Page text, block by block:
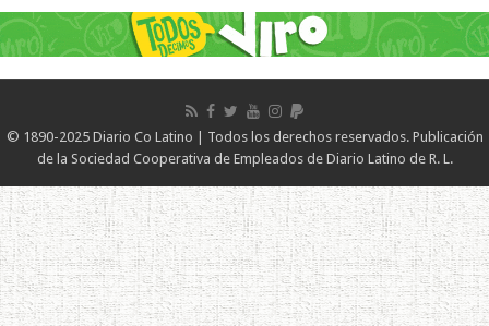
© 1890-2025 Diario Co Latino | Todos los derechos reservados. Publicación
de la Sociedad Cooperativa de Empleados de Diario Latino de R. L.